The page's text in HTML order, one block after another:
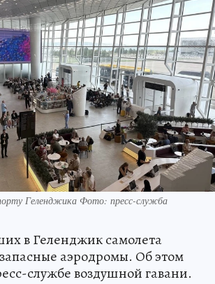
Геленджика Фото: пресс-служба
в Геленджик самолета
аэродромы. Об этом
службе воздушной гавани.